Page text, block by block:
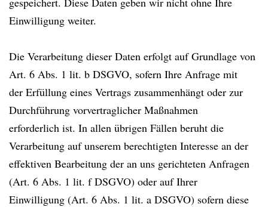
Einwilligung weiter.
Die Verarbeitung dieser Daten erfolgt auf Grundlage von
Art. 6 Abs. 1 lit. b DSGVO, sofern Ihre Anfrage mit
der Erfüllung eines Vertrags zusammenhängt oder zur
Durchführung vorvertraglicher Maßnahmen
erforderlich ist. In allen übrigen Fällen beruht die
Verarbeitung auf unserem berechtigten Interesse an der
effektiven Bearbeitung der an uns gerichteten Anfragen
(Art. 6 Abs. 1 lit. f DSGVO) oder auf Ihrer
Einwilligung (Art. 6 Abs. 1 lit. a DSGVO) sofern diese